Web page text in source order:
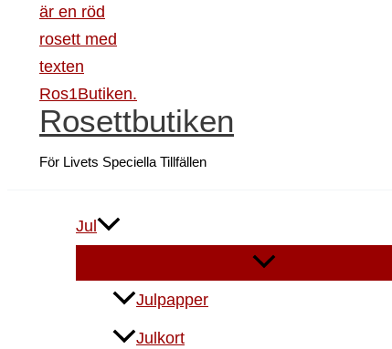
Rosettbutiken
För Livets Speciella Tillfällen
Jul
Julpapper
Julkort